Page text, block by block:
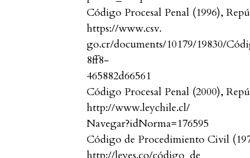
Código Procesal Penal (1996),
https://www.csv.
go.cr/documents/10179/19830/
8ff8-
465882d66561
Código Procesal Penal (2000),
http://www.leychile.cl/
Navegar?idNorma=176595
Código de Procedimiento Civil